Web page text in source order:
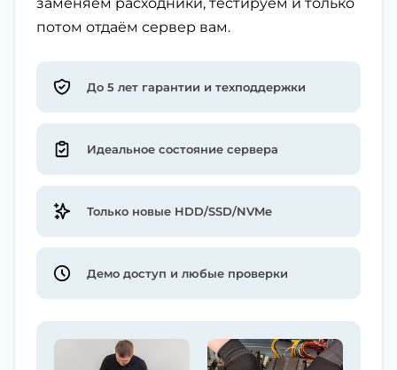
потом отдаём сервер вам.
До 5 лет гарантии и техподдержки
Идеальное состояние сервера
Только новые HDD/SSD/NVMe
Демо доступ и любые проверки